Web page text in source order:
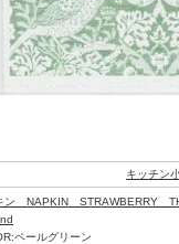
キッチン
ン NAPKIN STRAWBERRY
ペールグリーン